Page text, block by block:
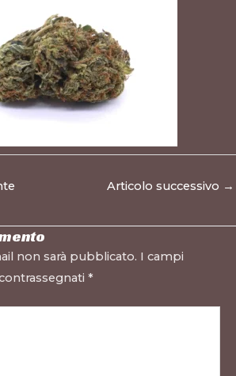
Articolo successivo →
non sarà pubblicato. I campi
*